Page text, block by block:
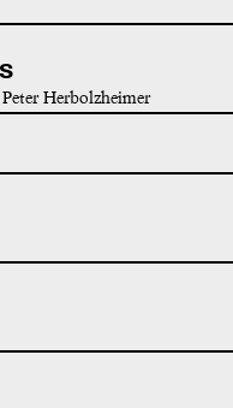
Herbolzheimer